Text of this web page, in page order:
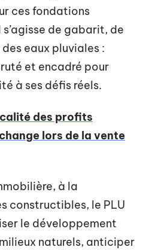
ces fondations
s’agisse de gabarit, de
eaux pluviales :
et encadré pour
à ses défis réels.
des profits
lors de la vente
à la
constructibles, le PLU
le développement
naturels, anticiper